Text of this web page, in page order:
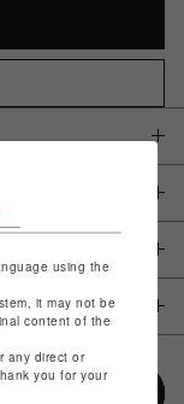
using the
it may not be
content of the
any direct or
you for your